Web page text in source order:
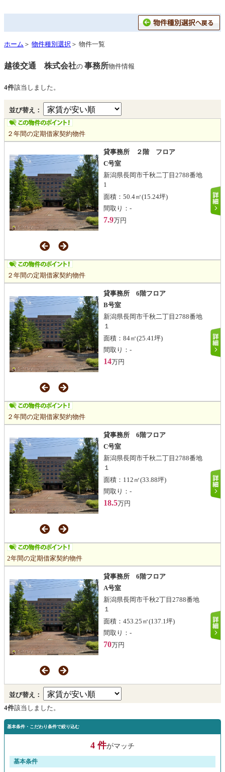
ホーム ＞ 物件種別選択 ＞ 物件一覧
越後交通 株式会社の 事務所物件情報
4件該当しました。
並び替え：
２年間の定期借家契約物件
貸事務所 ２階 フロア
C号室
新潟県長岡市千秋二丁目2788番地
1
面積： 50.4㎡(15.24坪)
間取り： -
7.9万円
２年間の定期借家契約物件
貸事務所 6階フロア
B号室
新潟県長岡市千秋二丁目2788番地
１
面積： 84㎡(25.41坪)
間取り： -
14万円
２年間の定期借家契約物件
貸事務所 6階フロア
C号室
新潟県長岡市千秋二丁目2788番地
１
面積： 112㎡(33.88坪)
間取り： -
18.5万円
2年間の定期借家契約物件
貸事務所 6階フロア
A号室
新潟県長岡市千秋2丁目2788番地
１
面積： 453.25㎡(137.1坪)
間取り： -
70万円
並び替え：
4件該当しました。
基本条件・こだわり条件で絞り込む
4 件がマッチ
基本条件